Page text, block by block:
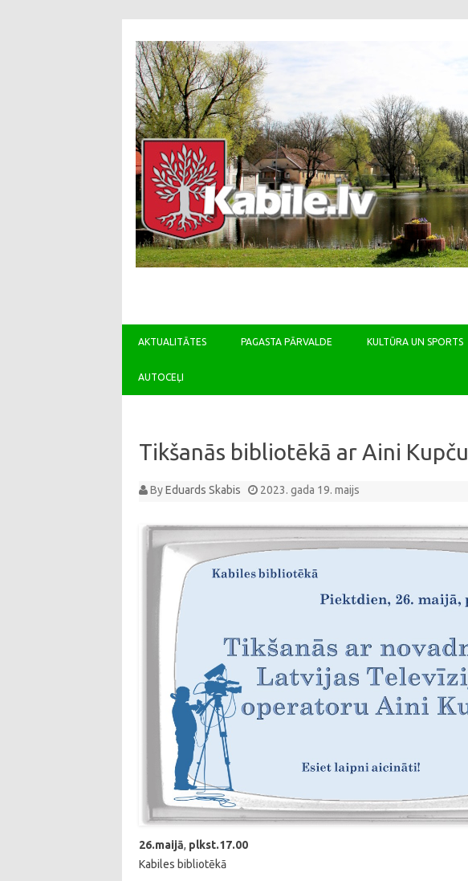
AKTUALITĀTES PAGASTA PĀRVALDE KULTŪRA UN SPORTS
AUTOCEĻI
Tikšanās bibliotēkā ar Aini Kupču
By Eduards Skabis 2023. gada 19. maijs
26.maijā, plkst.17.00
Kabiles bibliotēkā